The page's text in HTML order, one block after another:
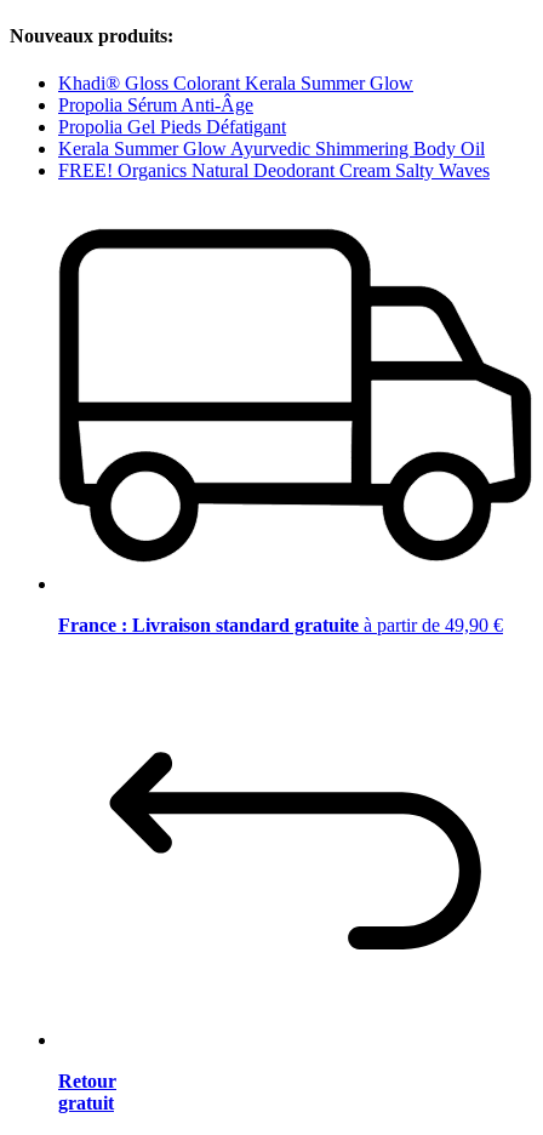
Nouveaux produits:
Khadi® Gloss Colorant Kerala Summer Glow
Propolia Sérum Anti-Âge
Propolia Gel Pieds Défatigant
Kerala Summer Glow Ayurvedic Shimmering Body Oil
FREE! Organics Natural Deodorant Cream Salty Waves
France : Livraison standard gratuite à partir de 49,90 €
Retour
gratuit